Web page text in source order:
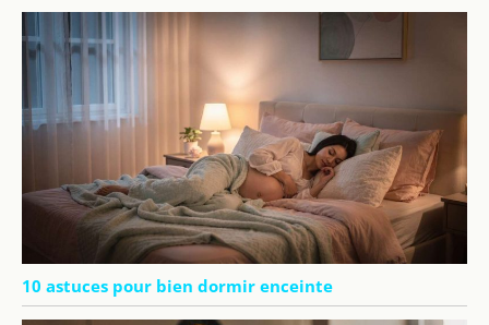
10 astuces pour bien dormir enceinte